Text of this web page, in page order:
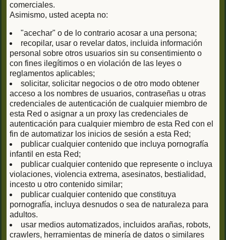
comerciales.
Asimismo, usted acepta no:
"acechar" o de lo contrario acosar a una persona;
recopilar, usar o revelar datos, incluida información
personal sobre otros usuarios sin su consentimiento o
con fines ilegítimos o en violación de las leyes o
reglamentos aplicables;
solicitar, solicitar negocios o de otro modo obtener
acceso a los nombres de usuarios, contraseñas u otras
credenciales de autenticación de cualquier miembro de
esta Red o asignar a un proxy las credenciales de
autenticación para cualquier miembro de esta Red con el
fin de automatizar los inicios de sesión a esta Red;
publicar cualquier contenido que incluya pornografía
infantil en esta Red;
publicar cualquier contenido que represente o incluya
violaciones, violencia extrema, asesinatos, bestialidad,
incesto u otro contenido similar;
publicar cualquier contenido que constituya
pornografía, incluya desnudos o sea de naturaleza para
adultos.
usar medios automatizados, incluidos arañas, robots,
crawlers, herramientas de minería de datos o similares